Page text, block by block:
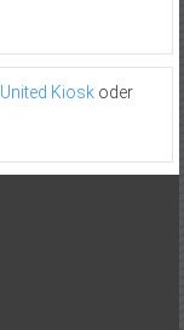
United Kioskoder